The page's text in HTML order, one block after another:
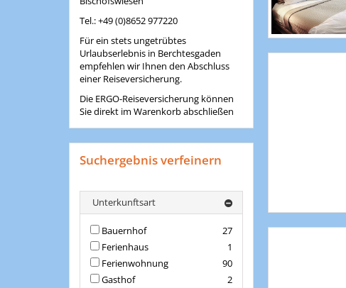
Tel.: +49 (0)8652 977220
Für ein stets ungetrübtes
Urlaubserlebnis in Berchtesgaden
empfehlen wir Ihnen den Abschluss
einer Reiseversicherung.
Die ERGO-Reiseversicherung können
Sie direkt im Warenkorb abschließen
Suchergebnis verfeinern
Unterkunftsart
27
Bauernhof
1
Ferienhaus
90
Ferienwohnung
2
Gasthof